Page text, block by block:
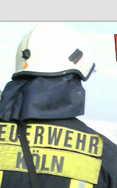
Rodenkirchen